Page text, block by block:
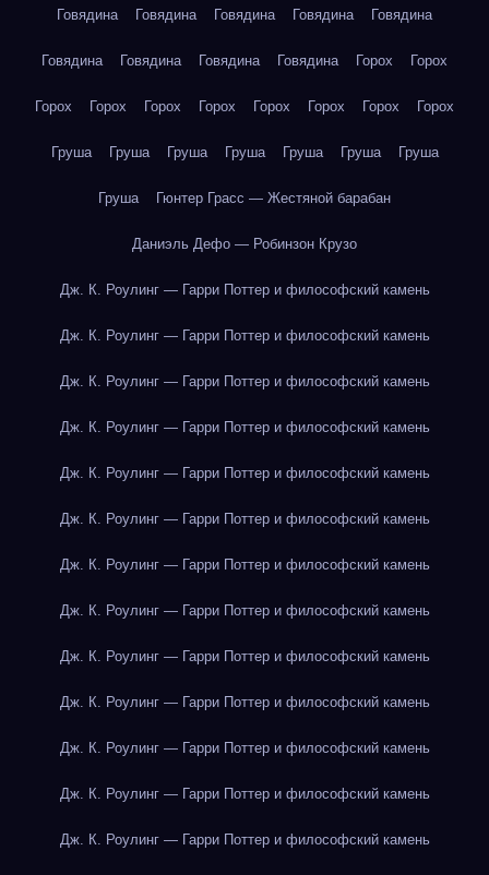
Говядина Говядина Говядина Говядина Говядина
Говядина Говядина Говядина Говядина Горох Горох
Горох Горох Горох Горох Горох Горох Горох Горох
Груша Груша Груша Груша Груша Груша Груша
Груша Гюнтер Грасс — Жестяной барабан
Даниэль Дефо — Робинзон Крузо
Дж. К. Роулинг — Гарри Поттер и философский камень
Дж. К. Роулинг — Гарри Поттер и философский камень
Дж. К. Роулинг — Гарри Поттер и философский камень
Дж. К. Роулинг — Гарри Поттер и философский камень
Дж. К. Роулинг — Гарри Поттер и философский камень
Дж. К. Роулинг — Гарри Поттер и философский камень
Дж. К. Роулинг — Гарри Поттер и философский камень
Дж. К. Роулинг — Гарри Поттер и философский камень
Дж. К. Роулинг — Гарри Поттер и философский камень
Дж. К. Роулинг — Гарри Поттер и философский камень
Дж. К. Роулинг — Гарри Поттер и философский камень
Дж. К. Роулинг — Гарри Поттер и философский камень
Дж. К. Роулинг — Гарри Поттер и философский камень